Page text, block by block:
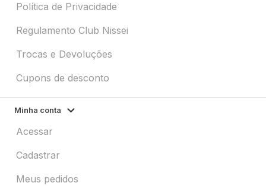
Política de Privacidade
Regulamento Club Nissei
Trocas e Devoluções
Cupons de desconto
Minha conta
Acessar
Cadastrar
Meus pedidos